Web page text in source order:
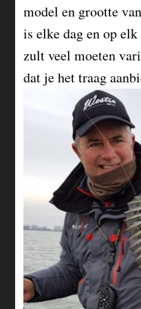
model en grootte
is elke dag en op
zult veel moeten
dat je het traag